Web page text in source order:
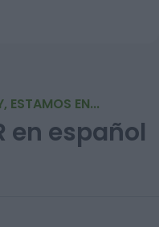
ESTAMOS EN...
en español